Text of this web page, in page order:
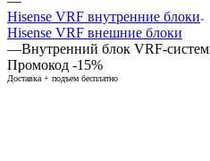
Hisense VRF внутренние блоки
Hisense VRF внешние блоки
—Внутренний блок VRF-
Промокод -15%
Доставка + подъем бесплатно